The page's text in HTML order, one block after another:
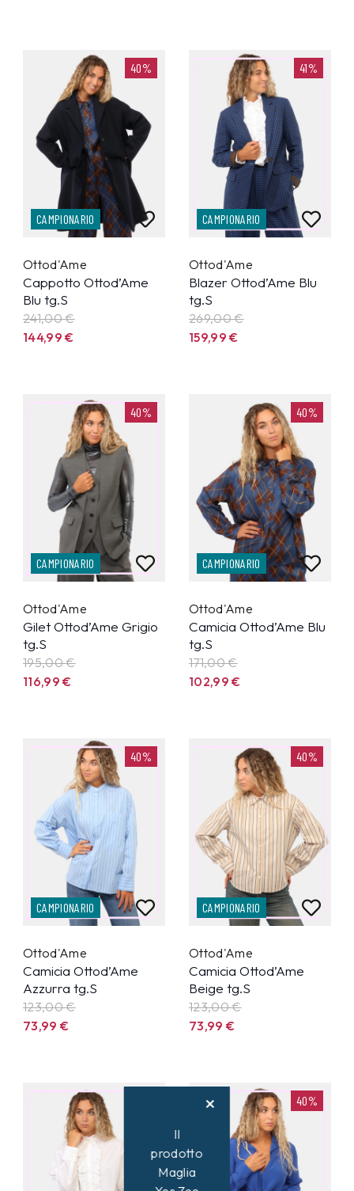
40%
CAMPIONARIO
Ottod'Ame
Cappotto Ottod’Ame
Blu tg.S
241,00 €
144,99€
41%
CAMPIONARIO
Ottod'Ame
Blazer Ottod’Ame Blu
tg.S
269,00 €
159,99€
40%
CAMPIONARIO
Ottod'Ame
Gilet Ottod’Ame Grigio
tg.S
195,00 €
116,99€
40%
CAMPIONARIO
Ottod'Ame
Camicia Ottod’Ame Blu
tg.S
171,00 €
102,99€
40%
CAMPIONARIO
Ottod'Ame
Camicia Ottod’Ame
Azzurra tg.S
123,00 €
73,99€
40%
CAMPIONARIO
Ottod'Ame
Camicia Ottod’Ame
Beige tg.S
123,00 €
73,99€
40%
Il
prodotto
Maglia